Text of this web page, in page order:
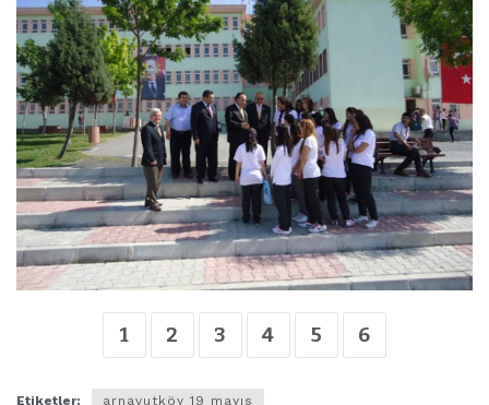
1 2 3 4 5 6
Etiketler: arnavutköy 19 mayıs